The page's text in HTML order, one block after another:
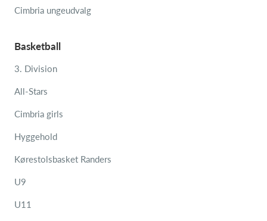
Cimbria ungeudvalg
Basketball
3. Division
All-Stars
Cimbria girls
Hyggehold
Kørestolsbasket Randers
U9
U11